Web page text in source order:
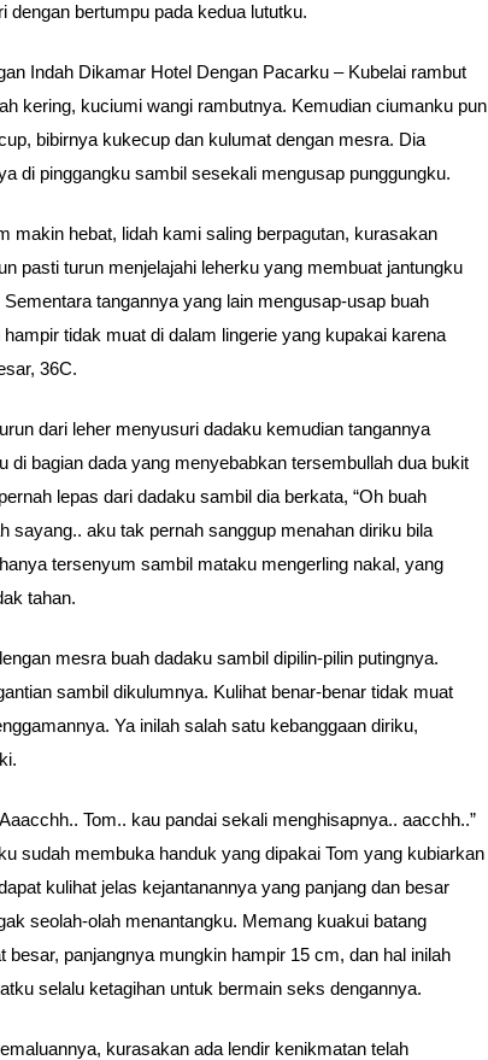
dengan bertumpu pada kedua lututku.
Indah Dikamar Hotel Dengan Pacarku – Kubelai rambut
kering, kuciumi wangi rambutnya. Kemudian ciumanku pun
bibirnya kukecup dan kulumat dengan mesra. Dia
di pinggangku sambil sesekali mengusap punggungku.
makin hebat, lidah kami saling berpagutan, kurasakan
pasti turun menjelajahi leherku yang membuat jantungku
tangannya yang lain mengusap-usap buah
tidak muat di dalam lingerie yang kupakai karena
36C.
dari leher menyusuri dadaku kemudian tangannya
di bagian dada yang menyebabkan tersembullah dua bukit
lepas dari dadaku sambil dia berkata, “Oh buah
sayang.. aku tak pernah sanggup menahan diriku bila
tersenyum sambil mataku mengerling nakal, yang
tahan.
mesra buah dadaku sambil dipilin-pilin putingnya.
sambil dikulumnya. Kulihat benar-benar tidak muat
Ya inilah salah satu kebanggaan diriku,
Tom.. kau pandai sekali menghisapnya.. aacchh..”
sudah membuka handuk yang dipakai Tom yang kubiarkan
kulihat jelas kejantanannya yang panjang dan besar
seolah-olah menantangku. Memang kuakui batang
besar, panjangnya mungkin hampir 15 cm, dan hal inilah
selalu ketagihan untuk bermain seks dengannya.
kurasakan ada lendir kenikmatan telah